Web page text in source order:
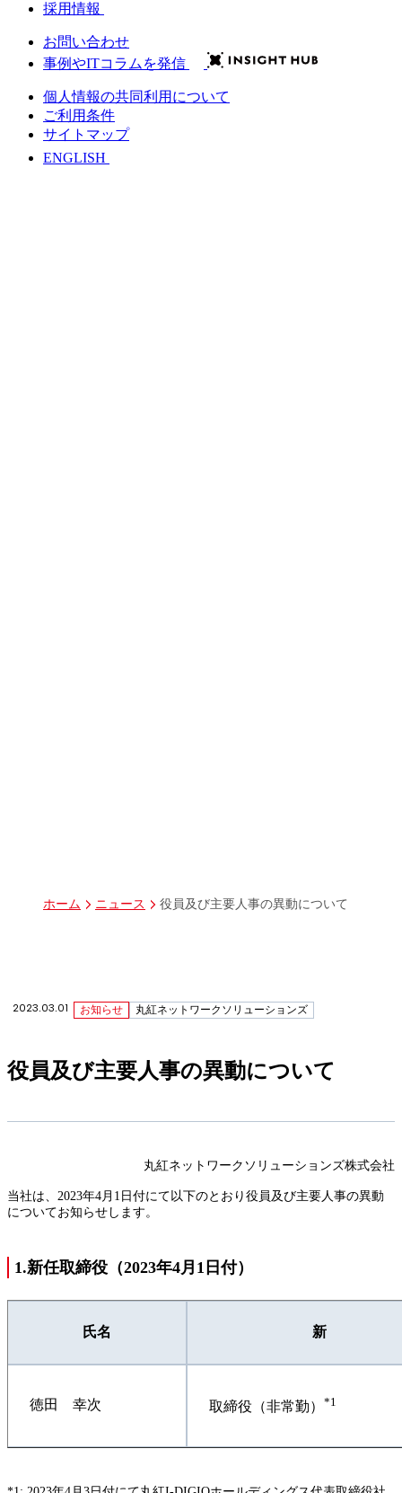
採用情報
お問い合わせ
事例やITコラムを発信
個人情報の共同利用について
ご利用条件
サイトマップ
ENGLISH
ホーム ニュース 役員及び主要人事の異動について
2023.03.01 お知らせ 丸紅ネットワークソリューションズ
役員及び主要人事の異動について
丸紅ネットワークソリューションズ株式会社
当社は、2023年4月1日付にて以下のとおり役員及び主要人事の異動
についてお知らせします。
1.新任取締役（2023年4月1日付）
氏名 新
徳田 幸次 取締役（非常勤） *1